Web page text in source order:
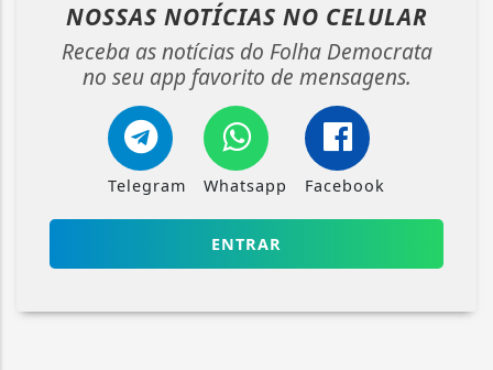
NOSSAS NOTÍCIAS NO CELULAR
Receba as notícias do Folha Democrata
no seu app favorito de mensagens.
Telegram Whatsapp Facebook
ENTRAR